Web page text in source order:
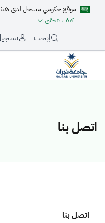
موقع حكومي مسجل لدى هيئة
كيف تتحقق
إبحث
اتصل بنا
اتصل بنا
اتصل بنا